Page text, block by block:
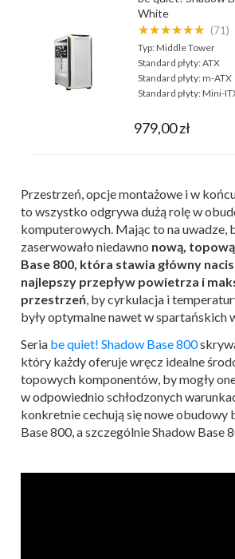
White
★★★★★★ (71)
Typ:Middle Tower
Standard płyty:ATX
Standard płyty:m-ATX
Standard płyty:Mini-
979,00 zł
Przestrzeń, opcje montażowe i w
to wszystko odgrywa dużą rolę w
komputerowych. Mając to na uwadze,
zaserwowało niedawno nową,
Base 800, która stawia główny
najlepszy przepływ powietrza i
przestrzeń, by cyrkulacja i
były optymalne nawet w spartańskich
Seria be quiet! Shadow Base 800
który każdy oferuje wręcz idealne
topowych komponentów, by mogły
w odpowiednio schłodzonych
konkretnie cechują się nowe obudowy
Base 800, a szczególnie Shadow Base